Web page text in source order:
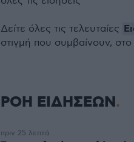
Δείτε όλες τις τελευταίες
στιγμή που συμβαίνουν, στο
ΡΟΗ ΕΙΔΗΣΕΩΝ
πριν 25 λεπτά